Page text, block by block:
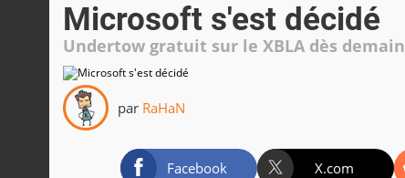
Microsoft s'est décidé
Undertow gratuit sur le XBLA dès demain
par RaHaN
Facebook X.com